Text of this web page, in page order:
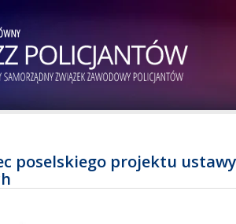
poselskiego projektu